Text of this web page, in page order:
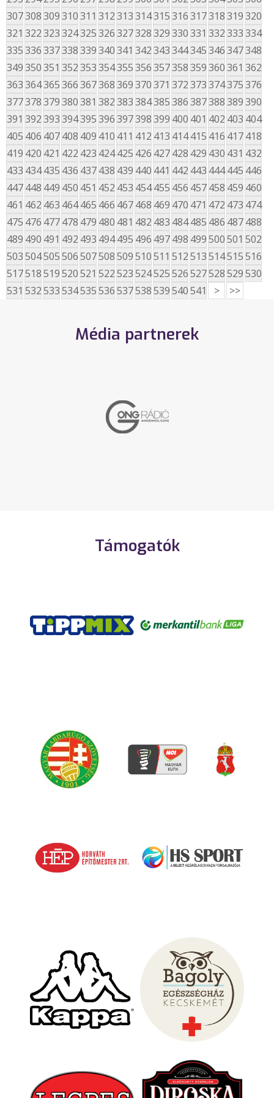
307308309310311 312313314315316317318319320
321 322323324325326327328329330331 332333334
335336337338339340341 342343344345346347348
349350351 352353354355356357358359360361 362
363364365366367368369370371 372373374375376
377378379380381 382383384385386387388389390
391 392393394395396397398399 400 401 402 403 404
405 406 407408 409 410 411 412 413 414415 416 417418
419 420 421 422 423 424425 426 427428 429 430 431 432
433 434435 436 437438 439 440 441 442 443 444445 446
447448 449 450 451 452 453 454455 456 457458 459 460
461 462 463 464465 466 467468 469 470 471 472 473 474
475 476 477478 479 480 481 482 483 484485 486 487488
489 490 491 492 493 494495 496 497498 499500501 502
503504505506507508509510511 512513514515516
517518519520521 522523524525526527528529530
531 532533534535536537538539540541 > >>
Média partnerek
Támogatók